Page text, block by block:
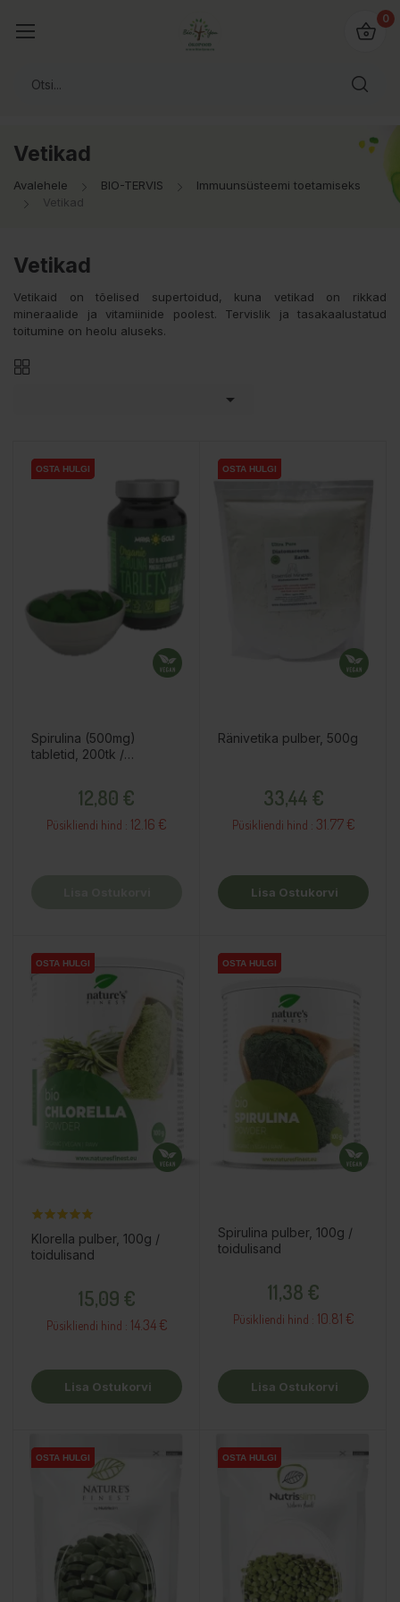
0
Vetikad
Avalehele BIO-TERVIS
Immuunsüsteemi toetamiseks
Vetikad
Vetikad
Vetikaid on tõelised supertoidud, kuna vetikad on rikkad
mineraalide ja vitamiinide poolest. Tervislik ja tasakaalustatud
toitumine on heolu aluseks.

OSTA HULGI
OSTA HULGI
Spirulina (500mg)
tabletid, 200tk /
12,80 €
Püsikliendi hind : 12.16 €
OSTA HULGI
OSTA HULGI
Ränivetika pulber, 500g
33,44 €
Püsikliendi hind : 31.77 €
Lisa Ostukorvi
OSTA HULGI
OSTA HULGI
Klorella pulber, 100g /
toidulisand
15,09 €
Püsikliendi hind : 14.34 €
Lisa Ostukorvi
OSTA HULGI
OSTA HULGI
Spirulina pulber, 100g /
toidulisand
11,38 €
Püsikliendi hind : 10.81 €
Lisa Ostukorvi
OSTA HULGI
OSTA HULGI OSTA HULGI
OSTA HULGI